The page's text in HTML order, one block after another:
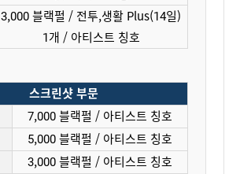
3,000 블랙펄 / 전투,생활 Plus(14일)
1개 / 아티스트 칭호
스크린샷 부문
7,000 블랙펄 / 아티스트 칭호
5,000 블랙펄 / 아티스트 칭호
3,000 블랙펄 / 아티스트 칭호